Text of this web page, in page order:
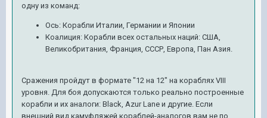
одну из команд:
Ось: Корабли Италии, Германии и Японии
Коалиция: Корабли всех остальных наций: США,
Великобритания, Франция, СССР, Европа, Пан Азия.
Сражения пройдут в формате "12 на 12" на кораблях VIII
уровня. Для боя допускаются только реально построенные
корабли и их аналоги: Black, Azur Lane и другие. Если
внешний вид камуфляжей кораблей-аналогов вам не по